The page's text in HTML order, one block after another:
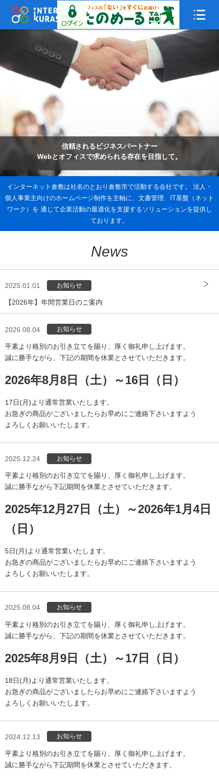
インターネット倉敷
信頼されるビジネスパートナー
Webとオフィスで求められる存在を目指して。
インターネット倉敷は社名のとおり倉敷市で活動する会社です。 法人・
個人事業主向けのホームページ制作を主軸に、文書管理、IT基盤（ネット
ワーク）を 通じて企業活動の最適化を支援するソリューションを提供し
ております。
News
2025.01.01 お知らせ
【2026年】年間営業日のご案内
2026.08.04 お知らせ
平素より格別のお引き立てを賜り、厚く御礼申し上げます。
誠に勝手ながら、下記の期間を休業とさせていただきます。
2026年8月8日（土）～16日（日）
17日(月)より通常営業いたします。
お急ぎの商品がございましたらお早めにご連絡下さいますよう
よろしくお願いいたします。
2025.12.24 お知らせ
平素より格別のお引き立てを賜り、厚く御礼申し上げます。
誠に勝手ながら下記期間を休業とさせていただきます。
2025年12月27日（土）～2026年1月4日
（日）
5日(月)より通常営業いたします。
お急ぎの商品がございましたらお早めにご連絡下さいますよう
よろしくお願いいたします。
2025.08.04 お知らせ
平素より格別のお引き立てを賜り、厚く御礼申し上げます。
誠に勝手ながら、下記の期間を休業とさせていただきます。
2025年8月9日（土）～17日（日）
18日(月)より通常営業いたします。
お急ぎの商品がございましたらお早めにご連絡下さいますよう
よろしくお願いいたします。
2024.12.13 お知らせ
平素より格別のお引き立てを賜り、厚く御礼申し上げます。
誠に勝手ながら下記期間を休業とさせていただきます。